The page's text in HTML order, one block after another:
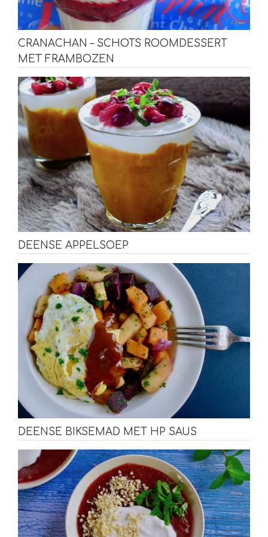
CRANACHAN – SCHOTS ROOMDESSERT
MET FRAMBOZEN
DEENSE APPELSOEP
DEENSE BIKSEMAD MET HP SAUS